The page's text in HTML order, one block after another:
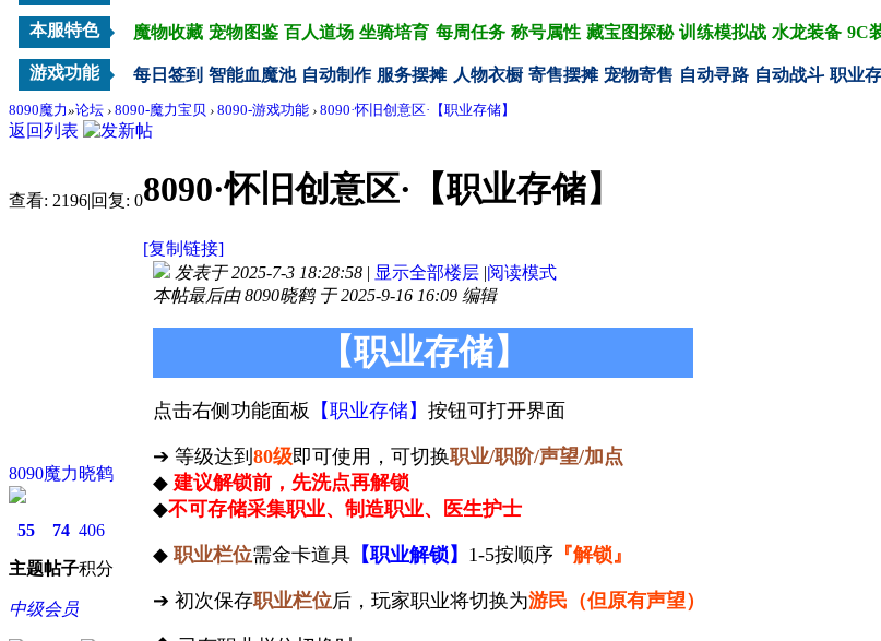
本服特色 魔物收藏 宠物图鉴 百人道场 坐骑培育 每周任务 称号属性 藏宝图探秘 训练模拟战 水龙装备 9C
游戏功能 每日签到 智能血魔池 自动制作 服务摆摊 人物衣橱 寄售摆摊 宠物寄售 自动寻路 自动战斗 职业
8090魔力 »论坛 › 8090-魔力宝贝 › 8090-游戏功能 › 8090·怀旧创意区·【职业存储】
返回列表
查看: 2196|回复: 08090·怀旧创意区·【职业存储】
[复制链接]
8090魔力晓鹤
55
主题
74
帖子
406
积分
中级会员
发表于 2025-7-3 18:28:58 | 显示全部楼层 |阅读模式
本帖最后由 8090晓鹤 于 2025-9-16 16:09 编辑
【职业存储】
点击右侧功能面板 【职业存储】 按钮可打开界面
➔ 等级达到 80级即可使用，可切换职业/职阶/声望/加点
◆ 建议解锁前，先洗点再解锁
◆不可存储采集职业、制造职业、医生护士
◆ 职业栏位需金卡道具 【职业解锁】 1-5按顺序 『解锁』
➔ 初次保存职业栏位后，玩家职业将切换为游民（但原有声望）